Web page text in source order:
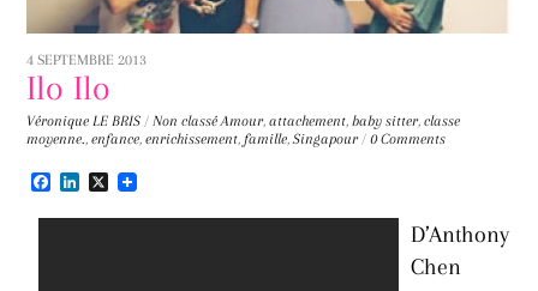
4 SEPTEMBRE 2013
Ilo Ilo
Véronique LE BRIS / Non classé Amour,attachement,baby sitter,classe
moyenne.,enfance,enrichissement, famille,Singapour / 0 Comments
F
c
L
n
X
D’Anthony
Chen